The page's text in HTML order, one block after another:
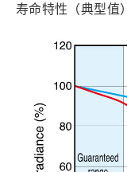
寿命特性（典型值）